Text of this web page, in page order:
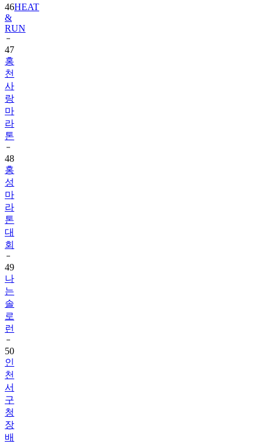
46HEAT
&
RUN
47
홍
천
사
랑
마
라
톤
48
홍
성
마
라
톤
대
회
49
나
는
솔
로
런
50
인
천
서
구
청
장
배